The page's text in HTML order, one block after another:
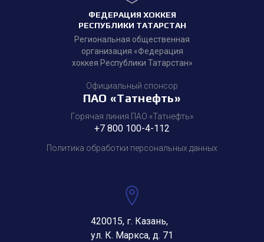
ФЕДЕРАЦИЯ ХОККЕЯ
РЕСПУБЛИКИ ТАТАРСТАН
Региональная общественная
организация «Федерация
хоккея Республики Татарстан»
Официальный спонсор
ПАО «Татнефть»
Горячая линия ПАО «Татнефть»
+7 800 100-4-112
Политика обработки персональных данных
420015, г. Казань,
ул. К. Маркса, д. 71